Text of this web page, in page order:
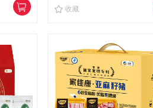
收藏